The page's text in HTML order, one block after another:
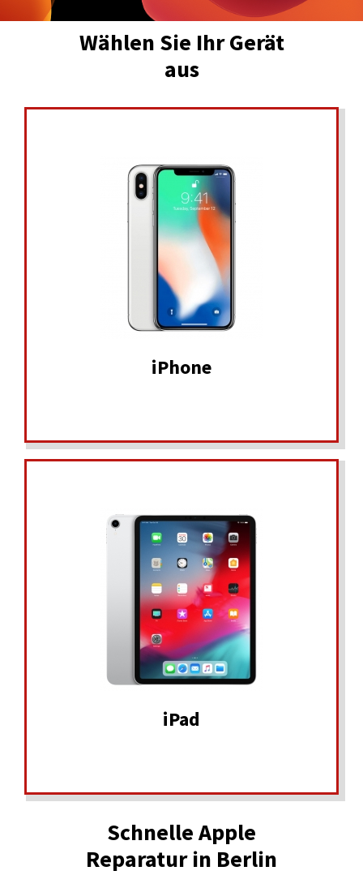
Wählen Sie Ihr Gerät
aus
iPhone
iPad
Schnelle Apple
Reparatur in Berlin